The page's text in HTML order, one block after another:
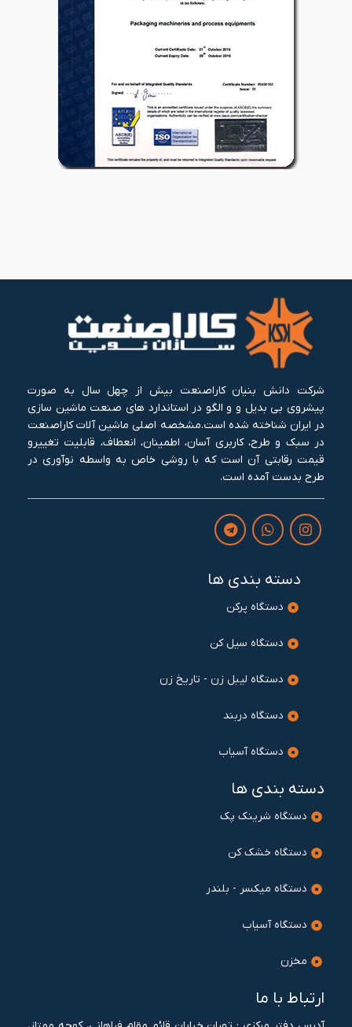
شرکت دانش بنیان کاراصنعت بیش از چهل سال به صورت
پیشروی بی بدیل و و الگو در استاندارد های صنعت ماشین سازی
در ایران شناخته شده است.مشخصه اصلی ماشین آلات کاراصنعت
در سبک و طرح، کاربری آسان، اطمینان، انعطاف، قابلیت تغییرو
قیمت رقابتی آن است که با روشی خاص به واسطه نوآوری در
طرح بدست آمده است.
دسته بندی ها
دستگاه پرکن
دستگاه سیل کن
دستگاه لیبل زن - تاریخ زن
دستگاه دربند
دستگاه آسیاب
دسته بندی ها
دستگاه شرینک پک
دستگاه خشک کن
دستگاه میکسر - بلندر
دستگاه آسیاب
مخزن
ارتباط با ما